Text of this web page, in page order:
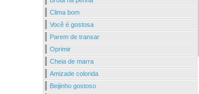
Clima bom
Você é gostosa
Parem de transar
Oprimir
Cheia de marra
Amizade colorida
Beijinho gostoso